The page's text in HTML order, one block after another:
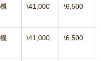
\41,000 \6,500
\41,000 \6,500